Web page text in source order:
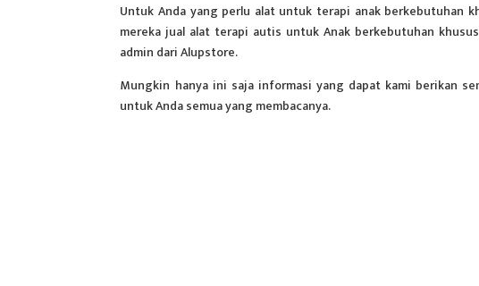
Untuk Anda yang perlu alat untuk terapi anak berkebutuhan
merekajual alat terapi autis untuk Anak berkebutuhan
admin dari Alupstore.
Mungkin hanya ini saja informasi yang dapat kami berikan
untuk Anda semua yang membacanya.